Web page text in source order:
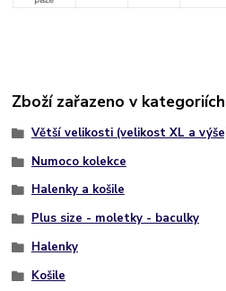
Zboží zařazeno v kategoriích
Větší velikosti (velikost XL a
Numoco kolekce
Halenky a košile
Plus size - moletky - baculky
Halenky
Košile